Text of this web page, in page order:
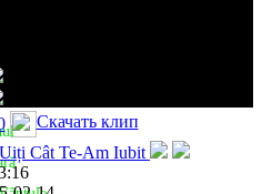
Скачать клип